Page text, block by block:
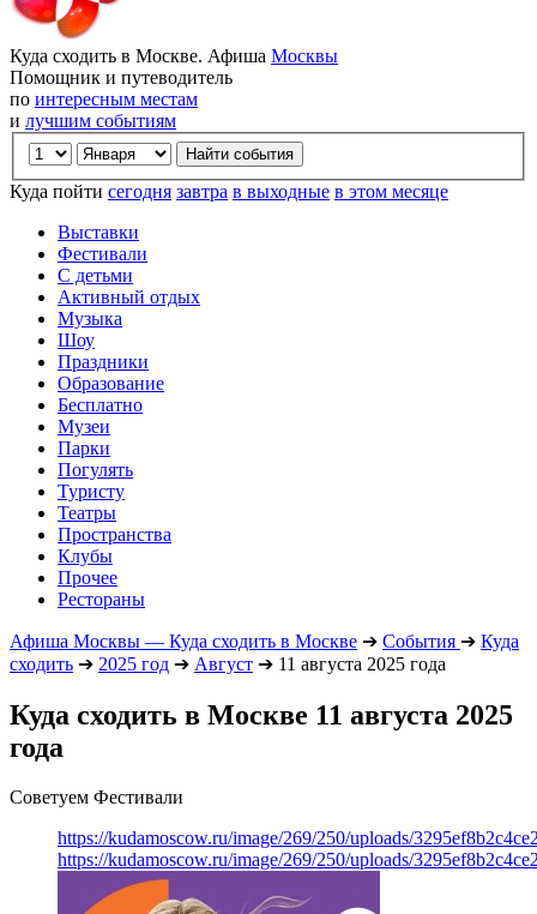
Куда сходить в Москве. Афиша Москвы
Помощник и путеводитель
по интересным местам
и лучшим событиям
Куда пойти сегодня завтра в выходные в этом месяце
Выставки
Фестивали
С детьми
Активный отдых
Музыка
Шоу
Праздники
Образование
Бесплатно
Музеи
Парки
Погулять
Туристу
Театры
Пространства
Клубы
Прочее
Рестораны
Афиша Москвы — Куда сходить в Москве ➔ События ➔ Куда
сходить ➔ 2025 год ➔ Август ➔ 11 августа 2025 года
Куда сходить в Москве 11 августа 2025
года
Советуем Фестивали
https://kudamoscow.ru/image/269/250/uploads/
https://kudamoscow.ru/image/269/250/uploads/